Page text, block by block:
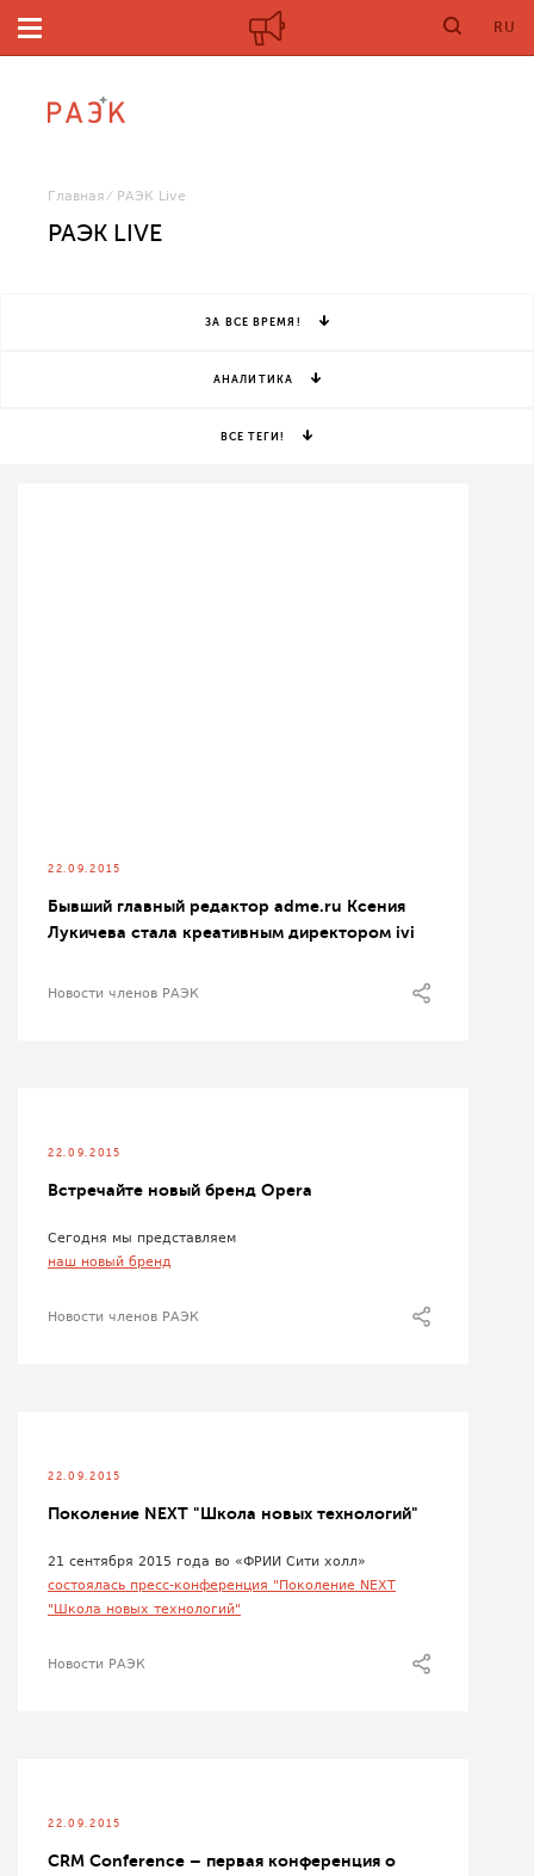
RU
Главная РАЭК Live
РАЭК LIVE
ЗА ВСЕ ВРЕМЯ!
АНАЛИТИКА
ВСЕ ТЕГИ!
22.09.2015
Бывший главный редактор adme.ru Ксения
Лукичева стала креативным директором ivi
Новости членов РАЭК
22.09.2015
Встречайте новый бренд Opera
Сегодня мы представляем
наш новый бренд
Новости членов РАЭК
22.09.2015
Поколение NEXT "Школа новых технологий"
21 сентября 2015 года во «ФРИИ Сити холл»
состоялась пресс-конференция "Поколение NEXT
"Школа новых технологий"
Новости РАЭК
22.09.2015
CRM Conference – первая конференция о